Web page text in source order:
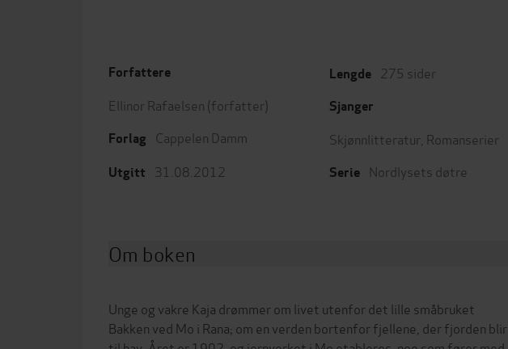
Forfattere
Ellinor Rafaelsen (forfatter)
Forlag Cappelen Damm
Utgitt 31.08.2012
Lengde 275 sider
Sjanger
Skjønnlitteratur Romanserier
Serie Nordlysets døtre
Om boken
Unge og vakre Kaja drømmer om livet utenfor det lille småbruket
Bakken ved Mo i Rana; om en verden bortenfor fjellene, der fjorden blir